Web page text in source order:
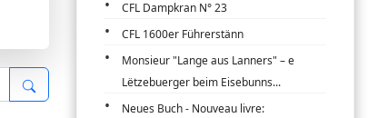
CFL Dampkran N° 23
CFL 1600er Führerstänn
Monsieur "Lange aus Lanners" – e
Lëtzebuerger beim Eisebunns...
Neues Buch - Nouveau livre: